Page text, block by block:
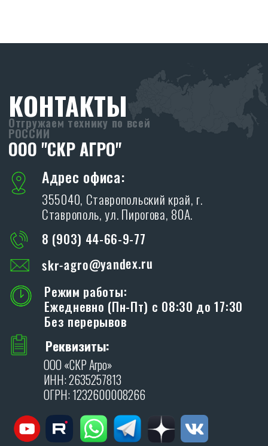
ОСТАВИТЬ ЗАЯВКУ
Адрес производства:
347706, Ростовская обл., Кагальницкий
район, ст. Кировская, ул. Московская 118.
Я даю согласие на обработку персональных
данных в соответствии сполитикой
конфиденциальности.
ОТПРАВИТЬ
ХОЧУ СТАТЬ ДИЛЕРОМ
Благодарим Вас за интерес, проявленный к
дилерам производственной компании «SKR»!